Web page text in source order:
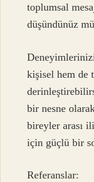
toplumsal
düşündünüz
kişisel hem de
bir nesne
bireyler arası
için güçlü bir
Referanslar: